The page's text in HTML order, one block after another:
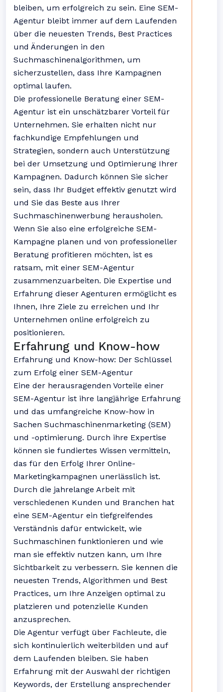
bleiben, um erfolgreich zu sein. Eine SEM-
Agentur bleibt immer auf dem Laufenden
über die neuesten Trends, Best Practices
und Änderungen in den
Suchmaschinenalgorithmen, um
sicherzustellen, dass Ihre Kampagnen
optimal laufen.
Die professionelle Beratung einer SEM-
Agentur ist ein unschätzbarer Vorteil für
Unternehmen. Sie erhalten nicht nur
fachkundige Empfehlungen und
Strategien, sondern auch Unterstützung
bei der Umsetzung und Optimierung Ihrer
Kampagnen. Dadurch können Sie sicher
sein, dass Ihr Budget effektiv genutzt wird
und Sie das Beste aus Ihrer
Suchmaschinenwerbung herausholen.
Wenn Sie also eine erfolgreiche SEM-
Kampagne planen und von professioneller
Beratung profitieren möchten, ist es
ratsam, mit einer SEM-Agentur
zusammenzuarbeiten. Die Expertise und
Erfahrung dieser Agenturen ermöglicht es
Ihnen, Ihre Ziele zu erreichen und Ihr
Unternehmen online erfolgreich zu
positionieren.
Erfahrung und Know-how
Erfahrung und Know-how: Der Schlüssel
zum Erfolg einer SEM-Agentur
Eine der herausragenden Vorteile einer
SEM-Agentur ist ihre langjährige Erfahrung
und das umfangreiche Know-how in
Sachen Suchmaschinenmarketing (SEM)
und -optimierung. Durch ihre Expertise
können sie fundiertes Wissen vermitteln,
das für den Erfolg Ihrer Online-
Marketingkampagnen unerlässlich ist.
Durch die jahrelange Arbeit mit
verschiedenen Kunden und Branchen hat
eine SEM-Agentur ein tiefgreifendes
Verständnis dafür entwickelt, wie
Suchmaschinen funktionieren und wie
man sie effektiv nutzen kann, um Ihre
Sichtbarkeit zu verbessern. Sie kennen die
neuesten Trends, Algorithmen und Best
Practices, um Ihre Anzeigen optimal zu
platzieren und potenzielle Kunden
anzusprechen.
Die Agentur verfügt über Fachleute, die
sich kontinuierlich weiterbilden und auf
dem Laufenden bleiben. Sie haben
Erfahrung mit der Auswahl der richtigen
Keywords, der Erstellung ansprechender